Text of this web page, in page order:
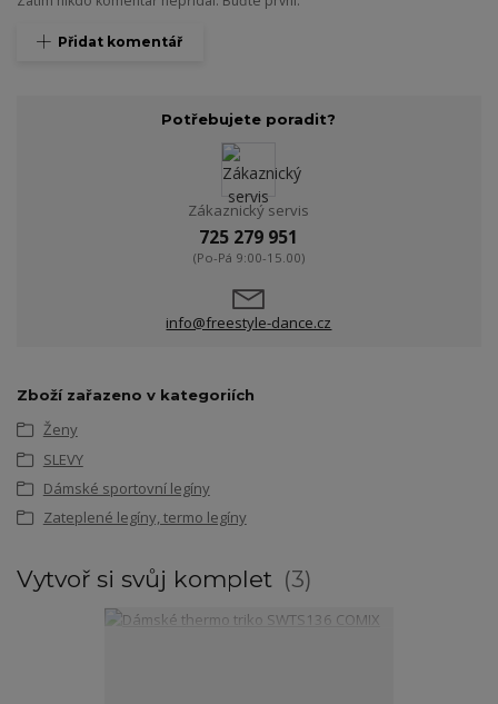
Přidat komentář
Potřebujete poradit?
Zákaznický servis
725 279 951
(Po-Pá 9:00-15.00)
info@freestyle-dance.cz
Zboží zařazeno v kategoriích
Ženy
SLEVY
Dámské sportovní legíny
Zateplené legíny, termo legíny
Vytvoř si svůj komplet 3